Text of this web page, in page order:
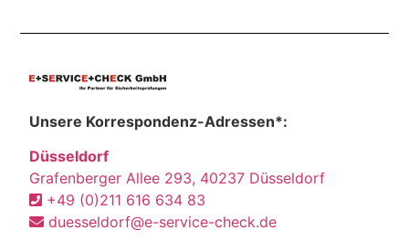
Unsere Korrespondenz-Adressen*:
Düsseldorf
Grafenberger Allee 293, 40237 Düsseldorf
+49 (0)211 616 634 83
duesseldorf@e-service-check.de